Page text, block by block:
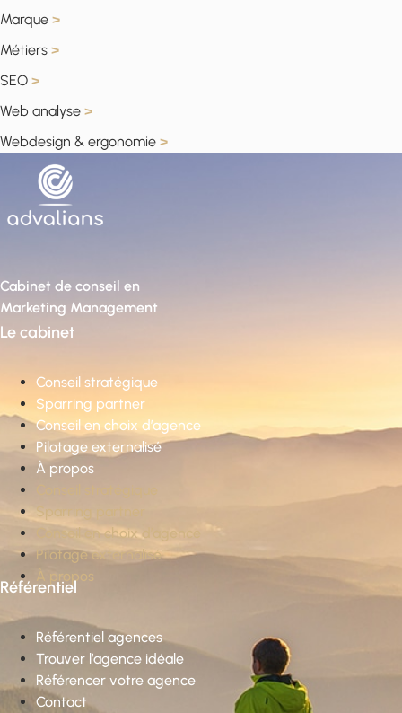
Marque >
Métiers >
SEO >
Web analyse >
Webdesign & ergonomie >
Cabinet de conseil en
Marketing Management
Le cabinet
Conseil stratégique
Sparring partner
Conseil en choix d’agence
Pilotage externalisé
À propos
Conseil stratégique
Sparring partner
Conseil en choix d’agence
Pilotage externalisé
À propos
Référentiel
Référentiel agences
Trouver l’agence idéale
Référencer votre agence
Contact